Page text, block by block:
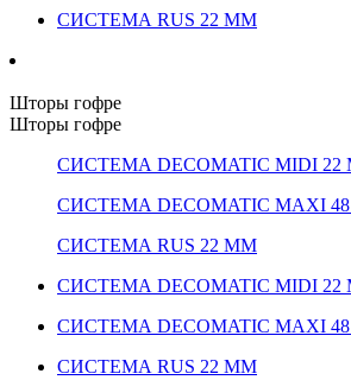
СИСТЕМА RUS 22 ММ
Шторы гофре
Шторы гофре
СИСТЕМА DECOMATIC MIDI
СИСТЕМА DECOMATIC MAXI
СИСТЕМА RUS 22 ММ
СИСТЕМА DECOMATIC MIDI
СИСТЕМА DECOMATIC MAXI
СИСТЕМА RUS 22 ММ